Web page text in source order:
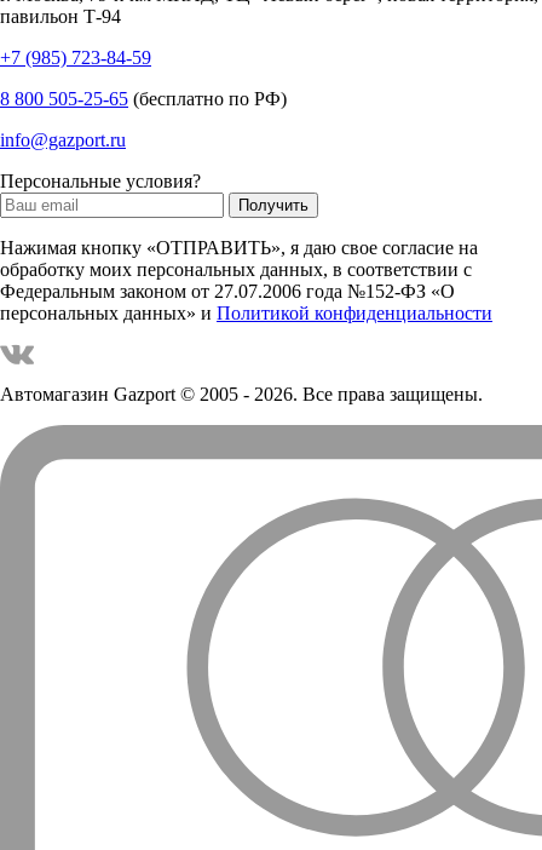
павильон Т-94
+7 (985) 723-84-59
8 800 505-25-65 (бесплатно по РФ)
info@gazport.ru
Персональные условия?
Нажимая кнопку «ОТПРАВИТЬ», я даю свое согласие на
обработку моих персональных данных, в соответствии с
Федеральным законом от 27.07.2006 года №152-ФЗ «О
персональных данных» и Политикой конфиденциальности
Автомагазин Gazport© 2005 - 2026. Все права защищены.